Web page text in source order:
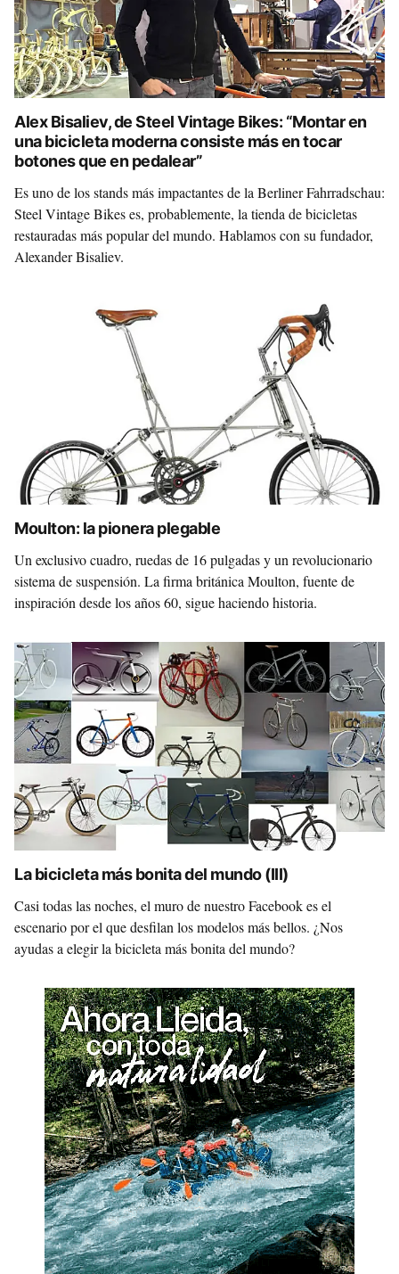
Alex Bisaliev, de Steel Vintage Bikes: “Montar en
una bicicleta moderna consiste más en tocar
botones que en pedalear”
Es uno de los stands más impactantes de la Berliner Fahrradschau:
Steel Vintage Bikes es, probablemente, la tienda de bicicletas
restauradas más popular del mundo. Hablamos con su fundador,
Alexander Bisaliev.
Moulton: la pionera plegable
Un exclusivo cuadro, ruedas de 16 pulgadas y un revolucionario
sistema de suspensión. La firma británica Moulton, fuente de
inspiración desde los años 60, sigue haciendo historia.
La bicicleta más bonita del mundo (III)
Casi todas las noches, el muro de nuestro Facebook es el
escenario por el que desfilan los modelos más bellos. ¿Nos
ayudas a elegir la bicicleta más bonita del mundo?